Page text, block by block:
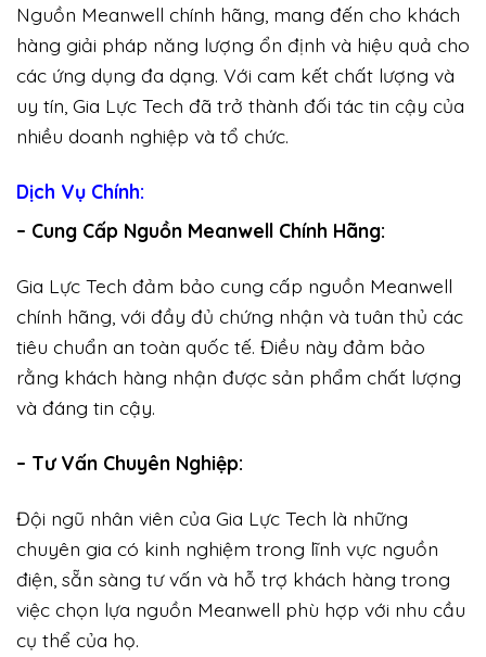
Nguồn Meanwell chính hãng, mang đến cho khách
hàng giải pháp năng lượng ổn định và hiệu quả cho
các ứng dụng đa dạng. Với cam kết chất lượng và
uy tín, Gia Lực Tech đã trở thành đối tác tin cậy của
nhiều doanh nghiệp và tổ chức.
Dịch Vụ Chính:
– Cung Cấp Nguồn Meanwell Chính Hãng:
Gia Lực Tech đảm bảo cung cấp nguồn Meanwell
chính hãng, với đầy đủ chứng nhận và tuân thủ các
tiêu chuẩn an toàn quốc tế. Điều này đảm bảo
rằng khách hàng nhận được sản phẩm chất lượng
và đáng tin cậy.
– Tư Vấn Chuyên Nghiệp:
Đội ngũ nhân viên của Gia Lực Tech là những
chuyên gia có kinh nghiệm trong lĩnh vực nguồn
điện, sẵn sàng tư vấn và hỗ trợ khách hàng trong
việc chọn lựa nguồn Meanwell phù hợp với nhu cầu
cụ thể của họ.